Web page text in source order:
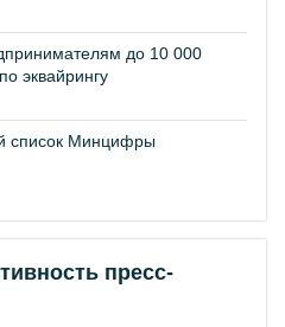
до 10 000
эквайрингу
список Минцифры
пресс-